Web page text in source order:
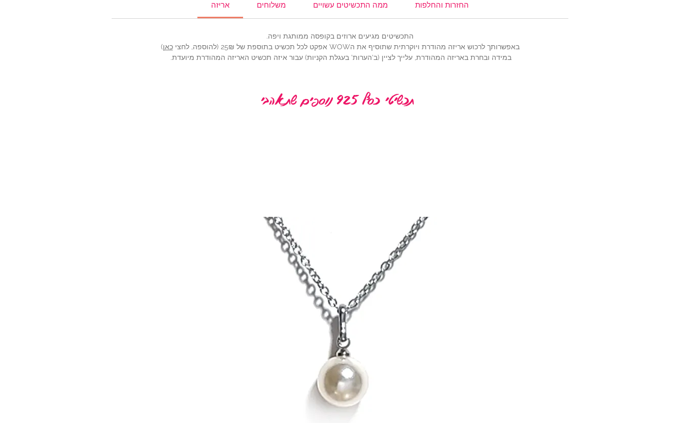
אריזה משלוחים ממה התכשיטים עשויים החזרות והחלפות
התכשיטים מגיעים ארוזים בקופסה ממותגת ויפה.
באפשרותך לרכוש אריזה מהודרת ויוקרתית שתוסיף את הWOW אפקט לכל תכשיט בתוספת של 25₪ (להוספה, לחצי
כאן)
במידה ובחרת באריזה המהודרת, עלייך לציין (ב'הערות' בעגלת הקניות) עבור איזה תכשיט האריזה המהודרת מיועדת.
תכשיטי כסף 925 נוספים שתאהבי